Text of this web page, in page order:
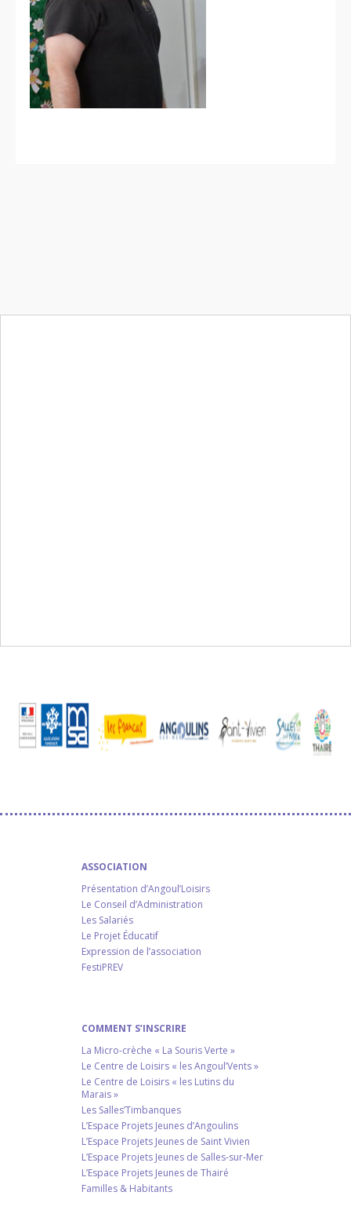
ASSOCIATION
Présentation d’Angoul’Loisirs
Le Conseil d’Administration
Les Salariés
Le Projet Éducatif
Expression de l’association
FestiPREV
COMMENT S’INSCRIRE
La Micro-crèche « La Souris Verte »
Le Centre de Loisirs « les Angoul’Vents »
Le Centre de Loisirs « les Lutins du
Marais »
Les Salles’Timbanques
L’Espace Projets Jeunes d’Angoulins
L’Espace Projets Jeunes de Saint Vivien
L’Espace Projets Jeunes de Salles-sur-Mer
L’Espace Projets Jeunes de Thairé
Familles & Habitants